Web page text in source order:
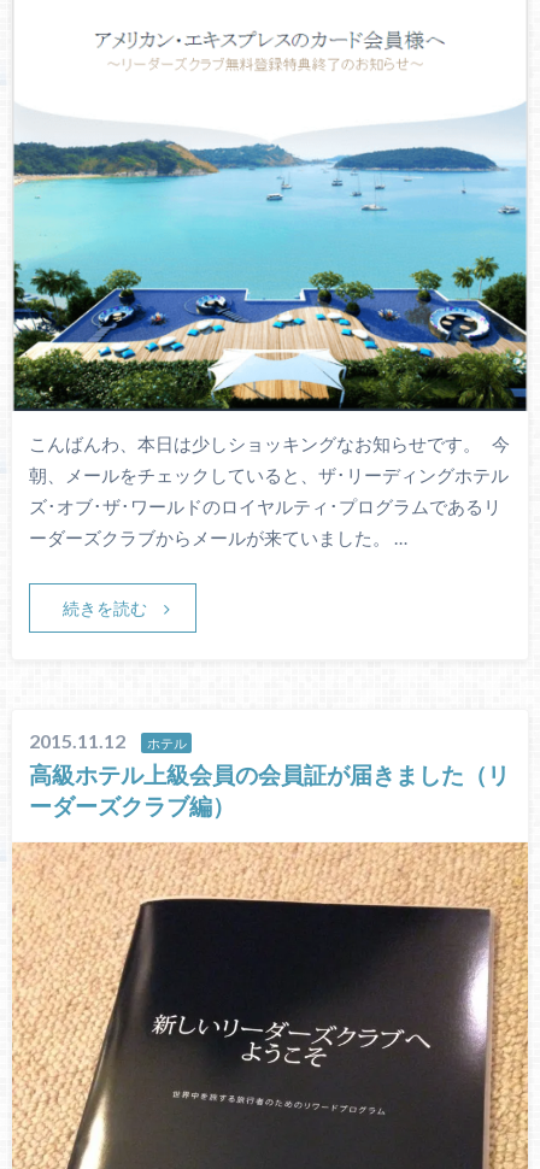
こんばんわ、本日は少しショッキングなお知らせです。 今
朝、メールをチェックしていると、ザ･リーディングホテル
ズ･オブ･ザ･ワールドのロイヤルティ･プログラムであるリ
ーダーズクラブからメールが来ていました。 …
続きを読む
2015.11.12 ホテル
高級ホテル上級会員の会員証が届きました（リ
ーダーズクラブ編）